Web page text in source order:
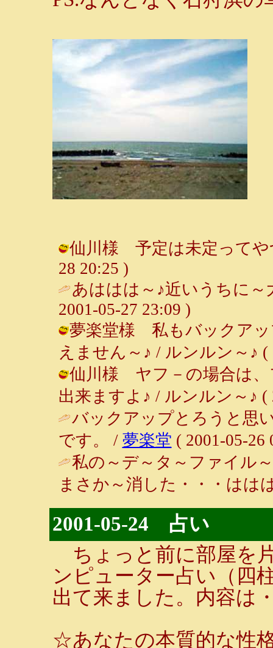
仙川様 予定は未定ってや
28 20:25 )
あははは～♪近いうちに
2001-05-27 23:09 )
夢楽堂様 私もバックアッ
えません～♪ / ルンルン～♪ (
仙川様 ヤフ－の場合は、
出来ますよ♪ / ルンルン～♪ (
バックアップとろうと思
です。 / 夢楽堂 ( 2001-05-26
私の～デ～タ～ファイ
まさか～消した・・・はは
2001-05-24 占い
ちょっと前に部屋を
ンピューター占い（四
出て来ました。内容は
☆あなたの本質的な性